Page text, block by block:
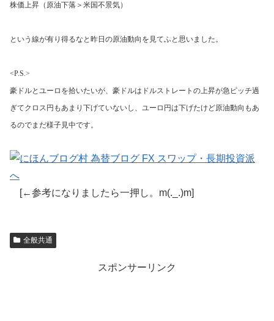
株価上昇（原油下落＞米国不景気）
という線が有り得るなと昨日の原油動向を見てふと思いました。
<P.S.>
豪ドルとユーロを拾いたいが、豪ドルはドルストレートの上昇が急ピッチ過
ぎてクロス円もあまり下げていないし、ユーロ円は下げたけど原油動向もあ
るのでまだ様子見中です。
[←参考になりましたら一押し。m(._.)m]
全般共通
スポンサーリンク